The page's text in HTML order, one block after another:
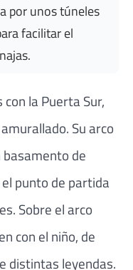
por unos túneles
facilitar el
la Puerta Sur,
Su arco
de
punto de partida
Sobre el arco
con el niño, de
distintas leyendas.